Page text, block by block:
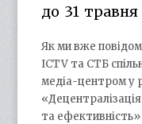
до 31 травня
Як ми вже
ICTV та СТБ
медіа-центром у
та